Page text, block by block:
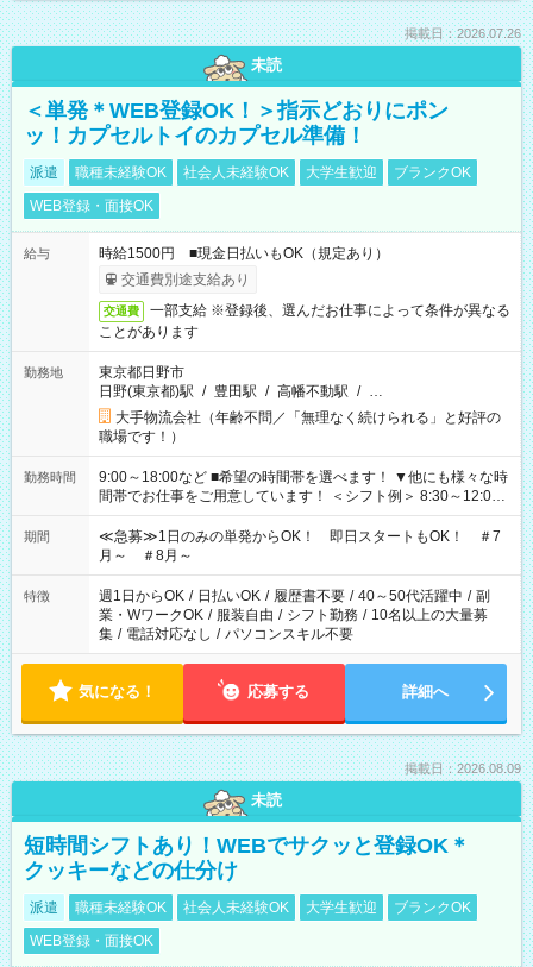
掲載日：2026.07.26
未読
＜単発＊WEB登録OK！＞指示どおりにポン
ッ！カプセルトイのカプセル準備！
派遣 職種未経験OK 社会人未経験OK 大学生歓迎
ブランクOK
WEB登録・面接OK
給与
時給1500円 ■現金日払いもOK（規定あり）
交通費別途支給あり
交通費
一部支給 ※登録後、選んだお仕事によって条件が異なる
ことがあります
勤務地
東京都日野市
日野(東京都)駅 / 豊田駅 / 高幡不動駅 / …
大手物流会社（年齢不問／「無理なく続けられる」と好評の
職場です！）
勤務時間
9:00～18:00など ■希望の時間帯を選べます！ ▼他にも様々な時
間帯でお仕事をご用意しています！ ＜シフト例＞ 8:30～12:00
17:00～22:00 13:00～22:00 22:00～翌6:00 など
期間
≪急募≫1日のみの単発からOK！ 即日スタートもOK！ ＃7
月～ ＃8月～
特徴 週1日からOK / 日払いOK / 履歴書不要 / 40～50代活躍中 / 副
業・WワークOK / 服装自由 / シフト勤務 / 10名以上の大量募
集 / 電話対応なし / パソコンスキル不要
気になる！ 応募する 詳細へ
掲載日：2026.08.09
未読
短時間シフトあり！WEBでサクッと登録OK＊
クッキーなどの仕分け
派遣 職種未経験OK 社会人未経験OK 大学生歓迎
ブランクOK
WEB登録・面接OK